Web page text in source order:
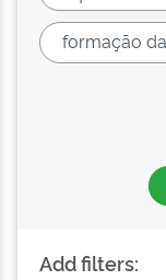
Add filters: